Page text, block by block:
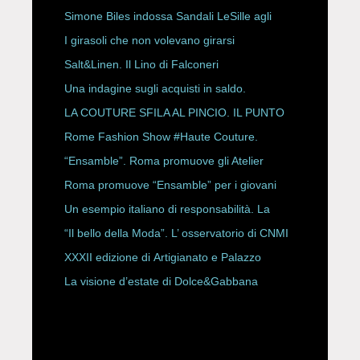
HAUTE COUTURE
Simone Biles indossa Sandali LeSille agli
ESPY Awards 2026
I girasoli che non volevano girarsi
Salt&Linen. Il Lino di Falconeri
Una indagine sugli acquisti in saldo.
LA COUTURE SFILA AL PINCIO. IL PUNTO
CON ALESSANDRO ONORATO E
ROBERTA ANGELILLI
Rome Fashion Show #Haute Couture.
“Ensamble”. Roma promuove gli Atelier
Storici
Roma promuove “Ensamble” per i giovani
Un esempio italiano di responsabilità. La
Rete Slow Fiber
“Il bello della Moda”. L’ osservatorio di CNMI
XXXII edizione di Artigianato e Palazzo
La visione d’estate di Dolce&Gabbana